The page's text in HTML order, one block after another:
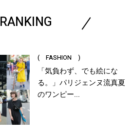
RANKING
( FASHION )
「気負わず、でも絵にな
る。」パリジェンヌ流真夏
のワンピー...